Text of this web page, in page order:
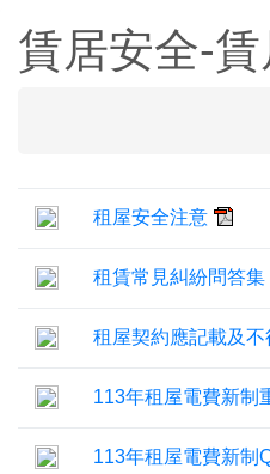
賃居安全-
租屋安全注意
租賃常見糾紛問答集
租屋契約應記載及
113年租屋電費新制
113年租屋電費新制